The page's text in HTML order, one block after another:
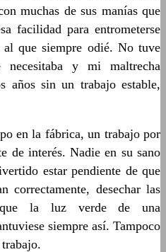
muchas de sus manías que
facilidad para entrometerse
que siempre odié. No tuve
y mi maltrecha
años sin un trabajo estable,
en la fábrica, un trabajo por
de interés. Nadie en su sano
estar pendiente de que
correctamente, desechar las
que la luz verde de una
siempre así. Tampoco